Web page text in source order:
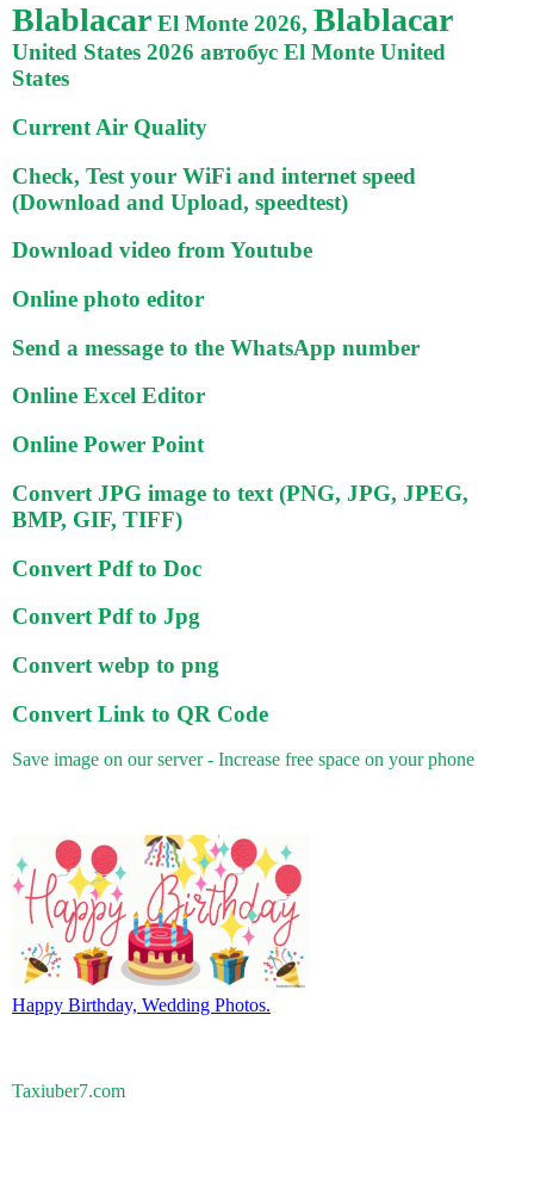
Blablacar El Monte 2026, Blablacar
United States 2026 автобус El Monte United
States
Current Air Quality
Check, Test your WiFi and internet speed
(Download and Upload, speedtest)
Download video from Youtube
Online photo editor
Send a message to the WhatsApp number
Online Excel Editor
Online Power Point
Convert JPG image to text (PNG, JPG, JPEG,
BMP, GIF, TIFF)
Convert Pdf to Doc
Convert Pdf to Jpg
Convert webp to png
Convert Link to QR Code
Save image on our server - Increase free space on your phone
Happy Birthday, Wedding Photos.
Taxiuber7.com